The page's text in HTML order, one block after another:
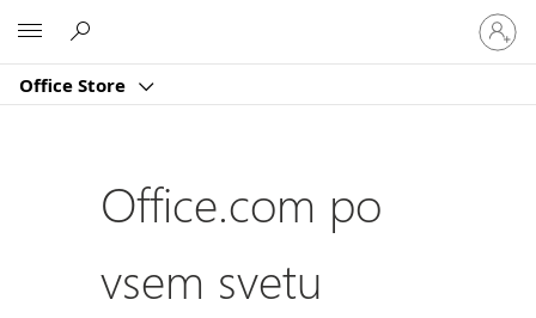
Office Store
Vpišite
se
v
račun
Office.com po
vsem svetu